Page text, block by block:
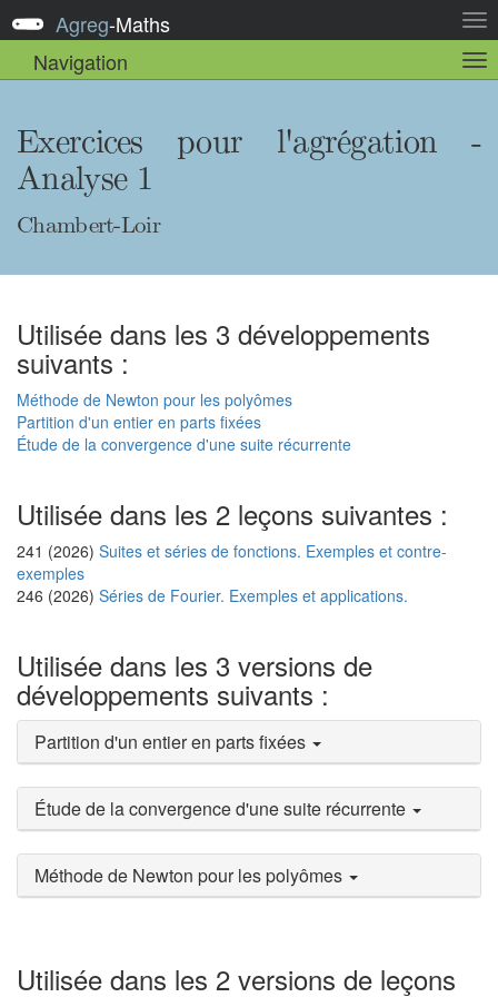
la
Agreg-Maths
Navigation
la
Exercices pour l'agrégation -
Analyse 1
Chambert-Loir
Utilisée dans les 3 développements
suivants :
Méthode de Newton pour les polyômes
Partition d'un entier en parts fixées
Étude de la convergence d'une suite récurrente
Utilisée dans les 2 leçons suivantes :
241 (2026) Suites et séries de fonctions. Exemples et contre-
exemples
246 (2026) Séries de Fourier. Exemples et applications.
Utilisée dans les 3 versions de
développements suivants :
Partition d'un entier en parts fixées
Étude de la convergence d'une suite récurrente
Méthode de Newton pour les polyômes
Utilisée dans les 2 versions de leçons